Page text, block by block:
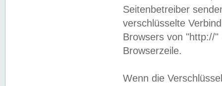
Seitenbetreiber
verschlüsselte
Browsers von "http://
Browserzeile.
Wenn die